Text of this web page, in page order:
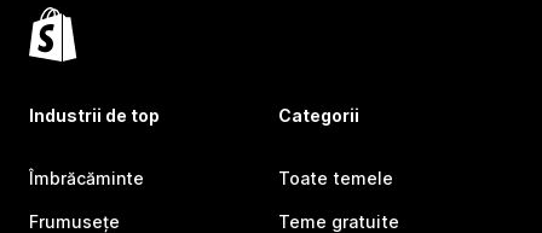
Industrii de top
Îmbrăcăminte
Frumusețe
Categorii
Toate temele
Teme gratuite